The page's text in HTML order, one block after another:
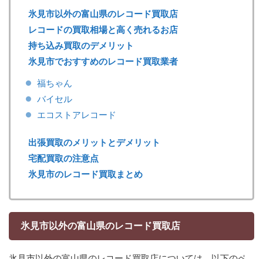
氷見市以外の富山県のレコード買取店
レコードの買取相場と高く売れるお店
持ち込み買取のデメリット
氷見市でおすすめのレコード買取業者
福ちゃん
バイセル
エコストアレコード
出張買取のメリットとデメリット
宅配買取の注意点
氷見市のレコード買取まとめ
氷見市以外の富山県のレコード買取店